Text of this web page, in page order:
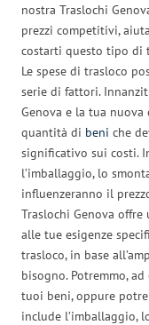
nostra Traslochi
prezzi competitivi,
costarti questo tipo di
Le spese di trasloco
serie di fattori.
Genova e la tua nuova
quantità di beni che
significativo sui costi.
l’imballaggio, lo
influenzeranno il
Traslochi Genova
alle tue esigenze
trasloco, in base
bisogno. Potremmo,
tuoi beni, oppure
include l’imballaggio,